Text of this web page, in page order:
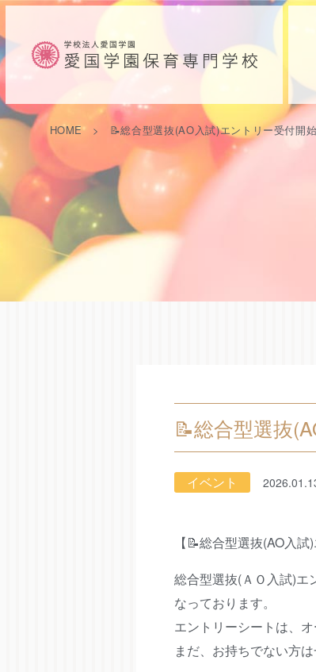
HOME 📝総合型選抜(AO入試)エントリー受付開始
📝総合型選抜
イベント
【📝総合型選抜(AO入試
総合型選抜(ＡＯ入試)エ
なっております。
エントリーシートは、
まだ、お持ちでない方